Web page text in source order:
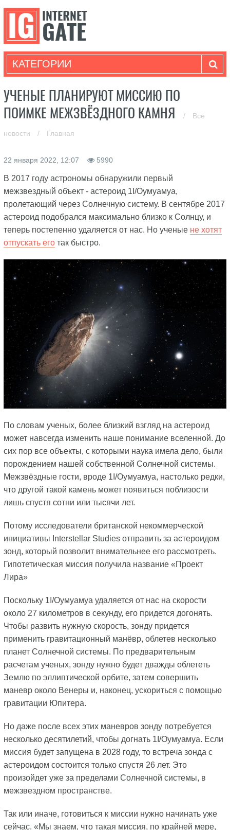
КАТЕГОРИИ
УЧЕНЫЕ ПЛАНИРУЮТ МИССИЮ ПО
ПОИМКЕ МЕЖЗВЁЗДНОГО КАМНЯ
/ Все
новости / Главная
22 января 2022, 12:07 5990
В 2017 году астрономы обнаружили первый
межзвездный объект - астероид 1I/Оумуамуа,
пролетающий через Солнечную систему. В сентябре 2017
астероид подобрался максимально близко к Солнцу, и
теперь постепенно удаляется от нас. Но ученые не хотят
отпускать еготак быстро.
По словам ученых, более близкий взгляд на астероид
может навсегда изменить наше понимание вселенной. До
сих пор все объекты, с которыми наука имела дело, были
порождением нашей собственной Солнечной системы.
Межзвёздные гости, вроде 1I/Оумуамуа, настолько редки,
что другой такой камень может появиться поблизости
лишь спустя сотни или тысячи лет.
Потому исследователи британской некоммерческой
инициативы Interstellar Studies отправить за астероидом
зонд, который позволит внимательнее его рассмотреть.
Гипотетическая миссия получила название «Проект
Лира»
Поскольку 1I/Оумуамуа удаляется от нас на скорости
около 27 километров в секунду, его придется догонять.
Чтобы развить нужную скорость, зонду придется
применить гравитационный манёвр, облетев несколько
планет Солнечной системы. По предварительным
расчетам ученых, зонду нужно будет дважды облететь
Землю по эллиптической орбите, затем совершить
маневр около Венеры и, наконец, ускориться с помощью
гравитации Юпитера.
Но даже после всех этих маневров зонду потребуется
несколько десятилетий, чтобы догнать 1I/Оумуамуа. Если
миссия будет запущена в 2028 году, то встреча зонда с
астероидом состоится только спустя 26 лет. Это
произойдет уже за пределами Солнечной системы, в
межзвездном пространстве.
Так или иначе, готовиться к миссии нужно начинать уже
сейчас. «Мы знаем, что такая миссия, по крайней мере,